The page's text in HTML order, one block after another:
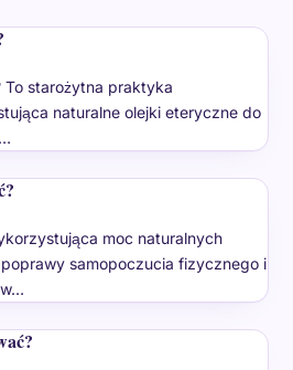
starożytna praktyka
naturalne olejki eteryczne do
moc naturalnych
samopoczucia fizycznego i